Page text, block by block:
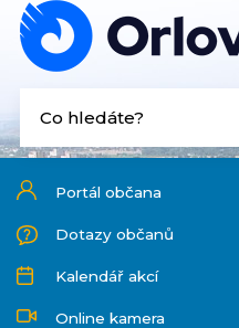
Portál občana
Dotazy občanů
Kalendář akcí
Online kamera